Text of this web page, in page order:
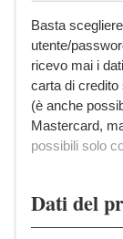
Basta
utente/
ricevo mai i
carta di credito
(è anche
Mastercard,
possibili solo
Dati del